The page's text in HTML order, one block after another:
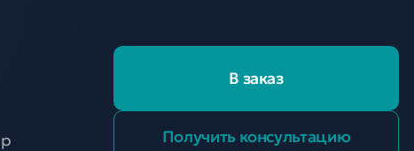
В заказ
Получить консультацию